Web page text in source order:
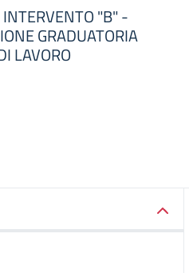
"B" -
GRADUATORIA
LAVORO